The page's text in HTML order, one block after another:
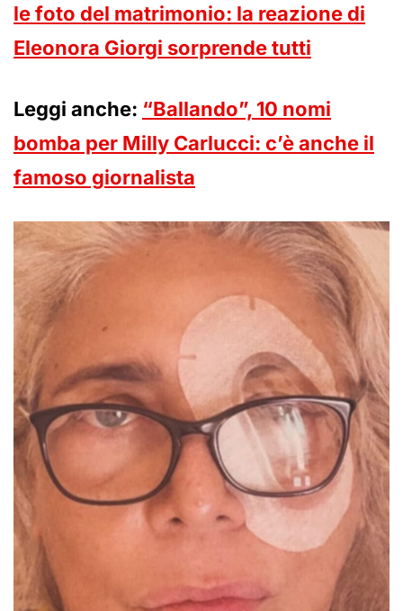
le foto del matrimonio: la reazione di
Eleonora Giorgi sorprende tutti
Leggi anche: “Ballando”, 10 nomi
bomba per Milly Carlucci: c’è anche il
famoso giornalista